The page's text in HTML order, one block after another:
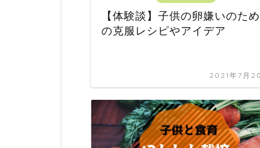
【体験談】子供の卵嫌いのため
の克服レシピやアイデア
2021年7月